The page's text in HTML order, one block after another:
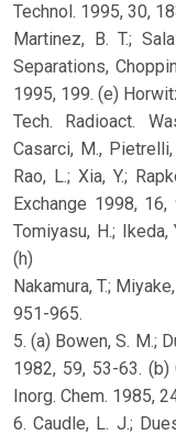
Technol. 1995, 30,
Martinez, B. T.;
Separations,
1995, 199. (e)
Tech. Radioact.
Casarci, M.,
Rao, L.; Xia, Y.;
Exchange 1998, 16,
Tomiyasu, H.;
(h)
Nakamura, T.;
951-965.
5. (a) Bowen, S. M.;
1982, 59, 53-63. (b)
Inorg. Chem. 1985,
6. Caudle, L. J.;